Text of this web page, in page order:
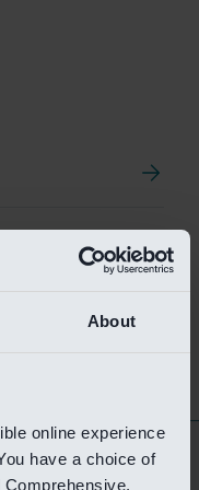
About
online experience
have a choice of